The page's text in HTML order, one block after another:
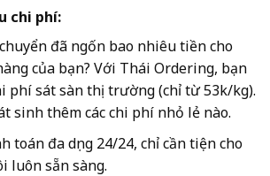
chi phí:
đã ngốn bao nhiêu tiền cho
của bạn? Với Thái Ordering, bạn
phí sát sàn thị trường (chỉ từ 53k/kg).
sinh thêm các chi phí nhỏ lẻ nào.
toán đa dụng 24/24, chỉ cần tiện cho
luôn sẵn sàng.